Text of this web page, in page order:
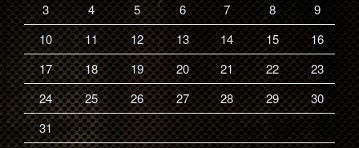
3
4 5 6 7 8
9
10
11 12 13 14 15
16
17
18 19 20 21 22
23
24
25 26 27 28 29
30
31